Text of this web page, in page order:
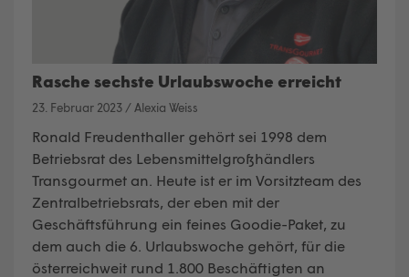
Rasche sechste Urlaubswoche erreicht
23. Februar 2023 / Alexia Weiss
Ronald Freudenthaller gehört sei 1998 dem
Betriebsrat des Lebensmittelgroßhändlers
Transgourmet an. Heute ist er im Vorsitzteam des
Zentralbetriebsrats, der eben mit der
Geschäftsführung ein feines Goodie-Paket, zu
dem auch die 6. Urlaubswoche gehört, für die
österreichweit rund 1.800 Beschäftigten an